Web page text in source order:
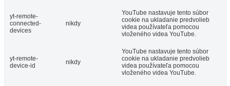
yt-remote-
connected-
devices
nikdy
YouTube nastavuje tento súbor
cookie na ukladanie predvolieb
videa používateľa pomocou
vloženého videa YouTube.
yt-remote-
device-id
nikdy
YouTube nastavuje tento súbor
cookie na ukladanie predvolieb
videa používateľa pomocou
vloženého videa YouTube.